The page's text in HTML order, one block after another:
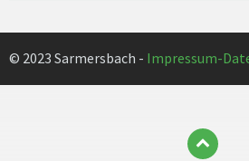
© 2023 Sarmersbach - Impressum-